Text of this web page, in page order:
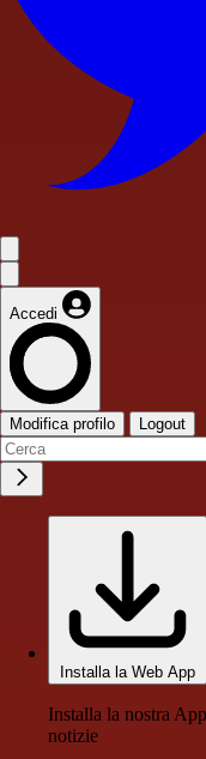
Accedi
Modifica profilo Logout
Installa la Web App
Installa la nostra
notizie